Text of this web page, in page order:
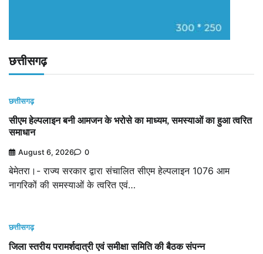
छत्तीसगढ़
छत्तीसगढ़
सीएम हेल्पलाइन बनी आमजन के भरोसे का माध्यम, समस्याओं का हुआ त्वरित
समाधान
August 6, 2026 0
बेमेतरा।- राज्य सरकार द्वारा संचालित सीएम हेल्पलाइन 1076 आम
नागरिकों की समस्याओं के त्वरित एवं…
छत्तीसगढ़
जिला स्तरीय परामर्शदात्री एवं समीक्षा समिति की बैठक संपन्न